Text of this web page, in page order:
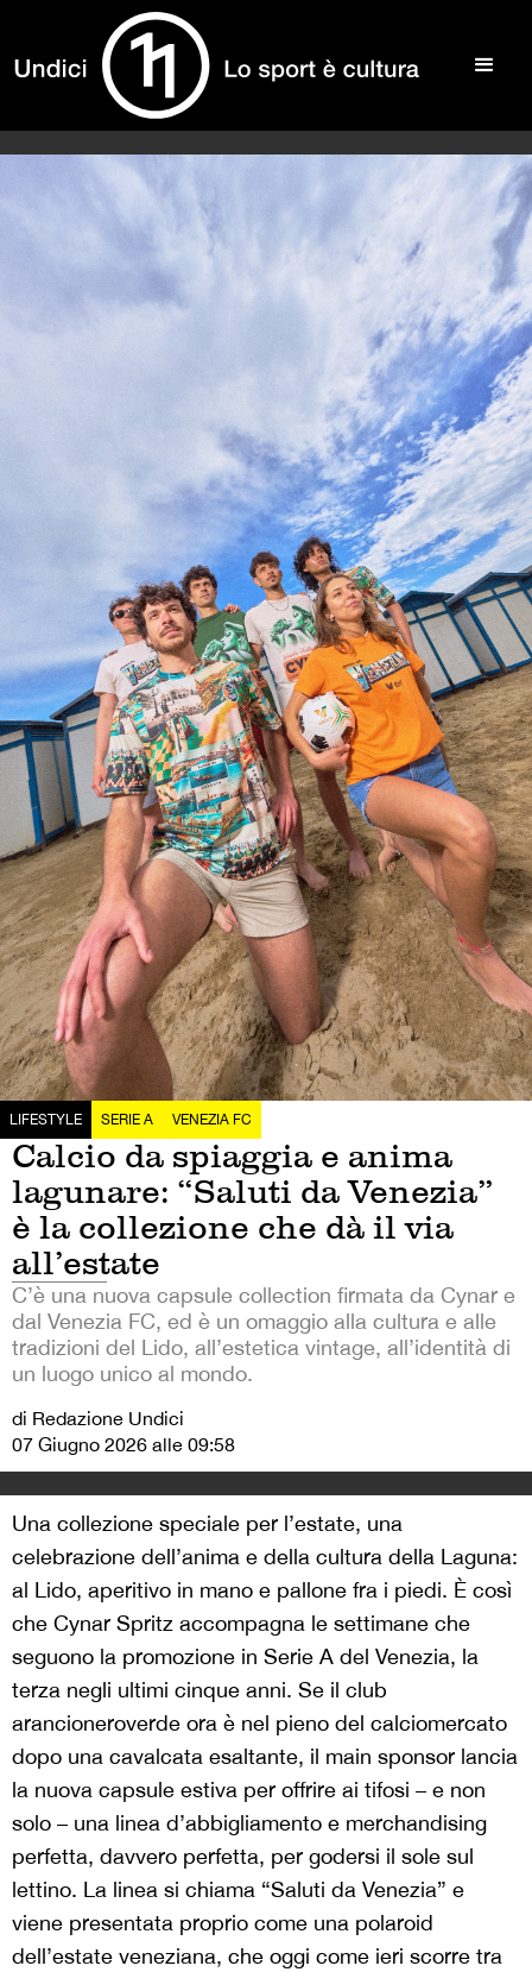
LIFESTYLE SERIE A VENEZIA FC
Calcio da spiaggia e anima
lagunare: “Saluti da Venezia”
è la collezione che dà il via
all’estate
C’è una nuova capsule collection firmata da Cynar e
dal Venezia FC, ed è un omaggio alla cultura e alle
tradizioni del Lido, all’estetica vintage, all’identità di
un luogo unico al mondo.
di Redazione Undici
07 Giugno 2026 alle 09:58
Una collezione speciale per l’estate, una
celebrazione dell’anima e della cultura della Laguna:
al Lido, aperitivo in mano e pallone fra i piedi. È così
che Cynar Spritz accompagna le settimane che
seguono la promozione in Serie A del Venezia, la
terza negli ultimi cinque anni. Se il club
arancioneroverde ora è nel pieno del calciomercato
dopo una cavalcata esaltante, il main sponsor lancia
la nuova capsule estiva per offrire ai tifosi – e non
solo – una linea d’abbigliamento e merchandising
perfetta, davvero perfetta, per godersi il sole sul
lettino. La linea si chiama “Saluti da Venezia” e
viene presentata proprio come una polaroid
dell’estate veneziana, che oggi come ieri scorre tra